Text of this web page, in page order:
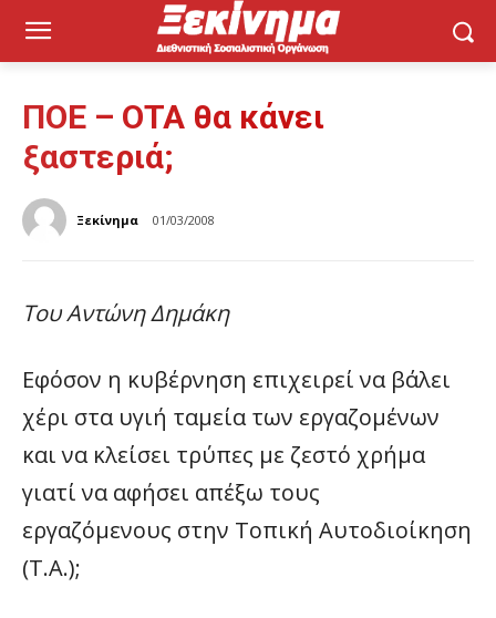
ΠΟΕ – ΟΤΑ θα κάνει
ξαστεριά;
Ξεκίνημα 01/03/2008
Του Αντώνη Δημάκη
Εφόσον η κυβέρνηση επιχειρεί να βάλει
χέρι στα υγιή ταμεία των εργαζομένων
και να κλείσει τρύπες με ζεστό χρήμα
γιατί να αφήσει απέξω τους
εργαζόμενους στην Τοπική Αυτοδιοίκηση
(Τ.Α.);